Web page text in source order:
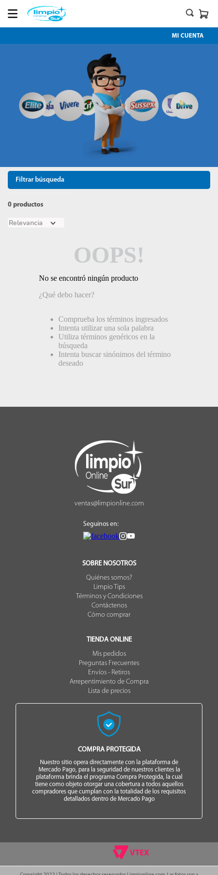
MI CUENTA
Filtrar búsqueda
0 productos
Relevancia
OOPS!
No se encontró ningún producto
¿Qué debo hacer?
Comprueba los términos ingresados
Intenta utilizar una sola palabra
Utiliza términos genéricos en la
búsqueda
Intenta buscar sinónimos del término
deseado
ventas@limpionline.com
Seguinos en:
SOBRE NOSOTROS
Quiénes somos?
Limpio Tips
Términos y Condiciones
Contáctenos
Cómo comprar
TIENDA ONLINE
Mis pedidos
Preguntas Frecuentes
Envíos - Retiros
Arrepentimiento de Compra
Lista de precios
COMPRA PROTEGIDA
Nuestro sitio opera directamente con la plataforma de
Mercado Pago, para la seguridad de nuestros clientes la
plataforma brinda el programa Compra Protegida, la cual
tiene como objeto otorgar una cobertura a todos aquellos
compradores que cumplan con la totalidad de los requisitos
detallados dentro de Mercado Pago